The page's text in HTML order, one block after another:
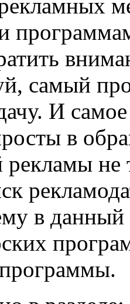
самый
И
в
рекламы
в данный